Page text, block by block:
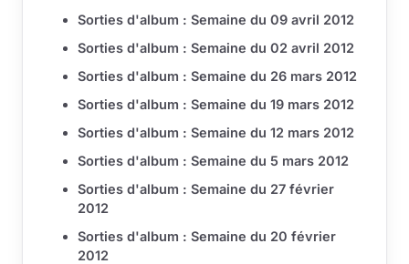
Sorties d'album : Semaine du 09 avril 2012
Sorties d'album : Semaine du 02 avril 2012
Sorties d'album : Semaine du 26 mars 2012
Sorties d'album : Semaine du 19 mars 2012
Sorties d'album : Semaine du 12 mars 2012
Sorties d'album : Semaine du 5 mars 2012
Sorties d'album : Semaine du 27 février
2012
Sorties d'album : Semaine du 20 février
2012